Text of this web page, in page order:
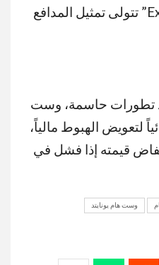
“Excellent Sport Nation” تتولى تمثيل المدافع
تطورات حاسمة، وست
لتعويض الهبوط مالياً،
قيمته إذا فشل في
وست هام يونايتد